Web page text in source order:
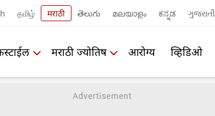
தமிழ் मराठी తెలుగు മലയാളം ಕನ್ನಡ ગુજરાતી
मराठी ज्योतिष आरोग्य व्हिडिओ